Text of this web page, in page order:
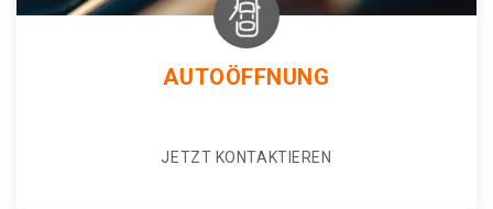
AUTOÖFFNUNG
JETZT KONTAKTIEREN